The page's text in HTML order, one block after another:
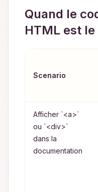
Quand le
HTML est
Scenario
Afficher `<a>`
ou `<div>`
dans la
documentation